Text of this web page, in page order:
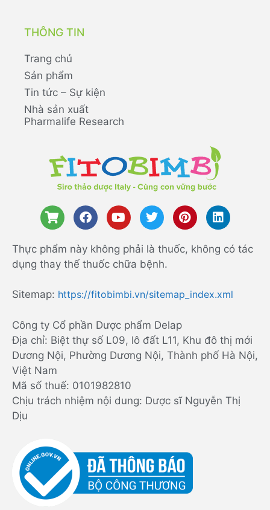
THÔNG TIN
Trang chủ
Sản phẩm
Tin tức – Sự kiện
Nhà sản xuất
Pharmalife Research
Thực phẩm này không phải là thuốc, không có tác
dụng thay thế thuốc chữa bệnh.
Sitemap: https://fitobimbi.vn/sitemap_index.xml
Công ty Cổ phần Dược phẩm Delap
Địa chỉ: Biệt thự số L09, lô đất L11, Khu đô thị mới
Dương Nội, Phường Dương Nội, Thành phố Hà Nội,
Việt Nam
Mã số thuế: 0101982810
Chịu trách nhiệm nội dung: Dược sĩ Nguyễn Thị
Dịu